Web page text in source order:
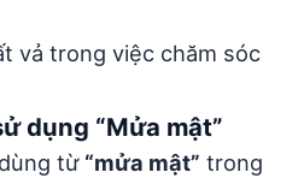
vả trong việc chăm sóc
dụng “Mửa mật”
từ “mửa mật” trong